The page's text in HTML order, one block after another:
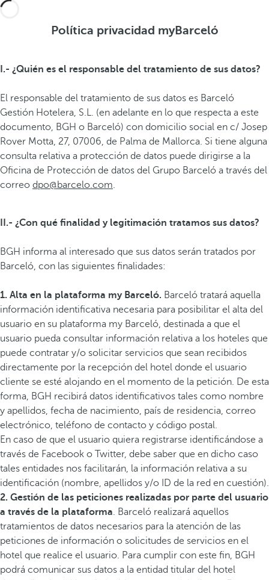
Política privacidad myBarceló
I.- ¿Quién es el responsable del tratamiento de sus datos?
El responsable del tratamiento de sus datos es Barceló
Gestión Hotelera, S.L. (en adelante en lo que respecta a este
documento, BGH o Barceló) con domicilio social en c/ Josep
Rover Motta, 27, 07006, de Palma de Mallorca. Si tiene alguna
consulta relativa a protección de datos puede dirigirse a la
Oficina de Protección de datos del Grupo Barceló a través del
correo dpo@barcelo.com.
II.- ¿Con qué finalidad y legitimación tratamos sus datos?
BGH informa al interesado que sus datos serán tratados por
Barceló, con las siguientes finalidades:
1. Alta en la plataforma my Barceló. Barceló tratará aquella
información identificativa necesaria para posibilitar el alta del
usuario en su plataforma my Barceló, destinada a que el
usuario pueda consultar información relativa a los hoteles que
puede contratar y/o solicitar servicios que sean recibidos
directamente por la recepción del hotel donde el usuario
cliente se esté alojando en el momento de la petición. De esta
forma, BGH recibirá datos identificativos tales como nombre
y apellidos, fecha de nacimiento, país de residencia, correo
electrónico, teléfono de contacto y código postal.
En caso de que el usuario quiera registrarse identificándose a
través de Facebook o Twitter, debe saber que en dicho caso
tales entidades nos facilitarán, la información relativa a su
identificación (nombre, apellidos y/o ID de la red en cuestión).
2. Gestión de las peticiones realizadas por parte del usuario
a través de la plataforma. Barceló realizará aquellos
tratamientos de datos necesarios para la atención de las
peticiones de información o solicitudes de servicios en el
hotel que realice el usuario. Para cumplir con este fin, BGH
podrá comunicar sus datos a la entidad titular del hotel